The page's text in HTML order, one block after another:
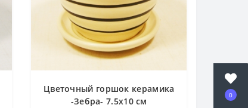
0
Цветочный горшок керамика
-Зебра- 7.5х10 см